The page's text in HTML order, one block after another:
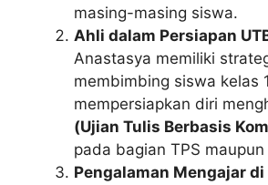
masing-masing siswa.
Ahli dalam Persiapan
Anastasya memiliki
membimbing siswa kelas
mempersiapkan diri
(Ujian Tulis Berbasis
pada bagian TPS maupun
Pengalaman Mengajar